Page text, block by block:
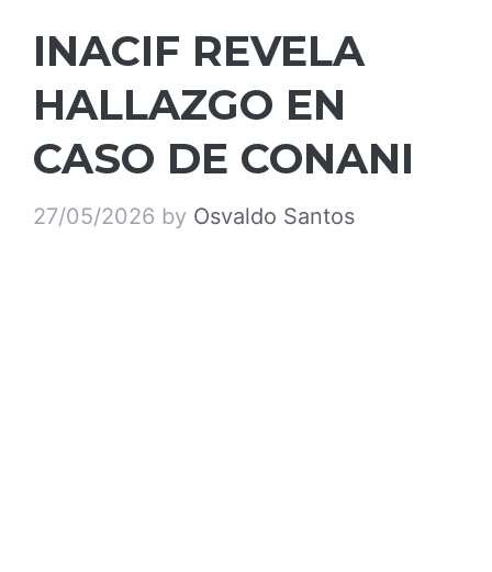
INACIF REVELA
HALLAZGO EN
CASO DE CONANI
27/05/2026 by Osvaldo Santos